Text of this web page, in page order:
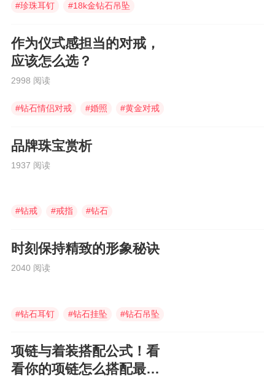
#珍珠耳钉 #18k金钻石吊坠
作为仪式感担当的对戒，
应该怎么选？
2998 阅读
#钻石情侣对戒 #婚照 #黄金对戒
品牌珠宝赏析
1937 阅读
#钻戒 #戒指 #钻石
时刻保持精致的形象秘诀
2040 阅读
#钻石耳钉 #钻石挂坠 #钻石吊坠
项链与着装搭配公式！看
看你的项链怎么搭配最亮